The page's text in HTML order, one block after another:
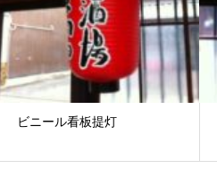
ビニール看板提灯